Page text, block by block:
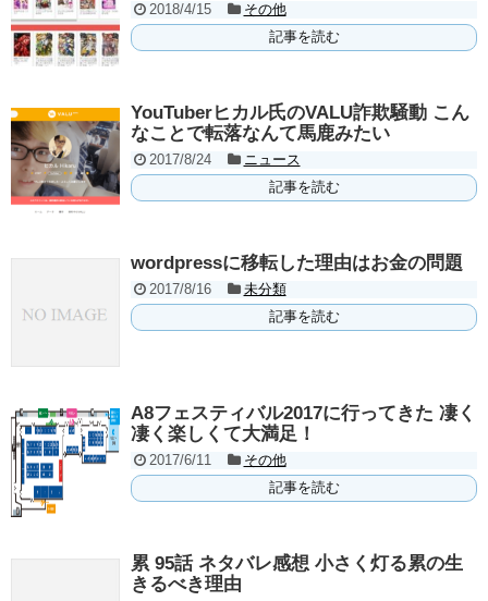
2018/4/15
その他
記事を読む
YouTuberヒカル氏のVALU詐欺騒動 こん
なことで転落なんて馬鹿みたい
2017/8/24
ニュース
記事を読む
wordpressに移転した理由はお金の問題
2017/8/16
未分類
記事を読む
A8フェスティバル2017に行ってきた 凄く
凄く楽しくて大満足！
2017/6/11
その他
記事を読む
累 95話 ネタバレ感想 小さく灯る累の生
きるべき理由